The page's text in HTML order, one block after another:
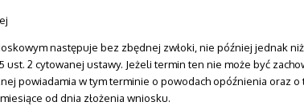
następuje bez zbędnej zwłoki, nie później jednak
ust. 2 cytowanej ustawy. Jeżeli termin ten nie może być
powiadamia w tym terminie o powodach opóźnienia oraz o
od dnia złożenia wniosku.